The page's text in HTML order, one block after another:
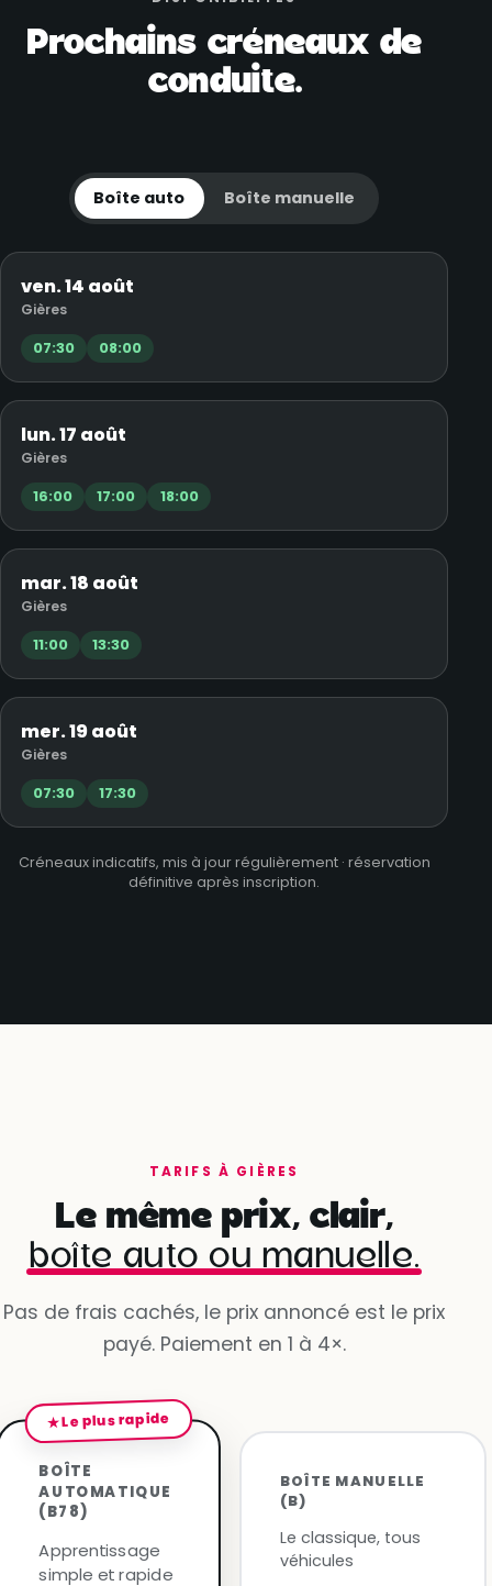
Prochains créneaux de
conduite.
Boîte auto Boîte manuelle
ven. 14 août
Gières
07:30 08:00
lun. 17 août
Gières
16:00 17:00 18:00
mar. 18 août
Gières
11:00 13:30
mer. 19 août
Gières
07:30 17:30
Créneaux indicatifs, mis à jour régulièrement · réservation
définitive après inscription.
TARIFS À GIÈRES
Le même prix, clair,
boîte auto ou manuelle.
Pas de frais cachés, le prix annoncé est le prix
payé. Paiement en 1 à 4×.
★ Le plus rapide
BOÎTE
AUTOMATIQUE
(B78)
Apprentissage
simple et rapide
BOÎTE MANUELLE
(B)
Le classique, tous
véhicules